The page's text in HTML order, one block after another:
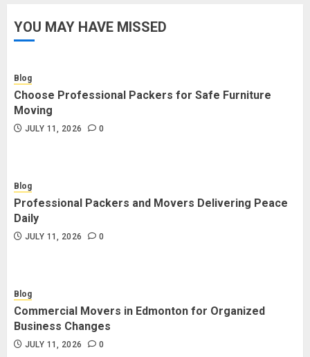
YOU MAY HAVE MISSED
Blog
Choose Professional Packers for Safe Furniture
Moving
JULY 11, 2026 0
Blog
Professional Packers and Movers Delivering Peace
Daily
JULY 11, 2026 0
Blog
Commercial Movers in Edmonton for Organized
Business Changes
JULY 11, 2026 0